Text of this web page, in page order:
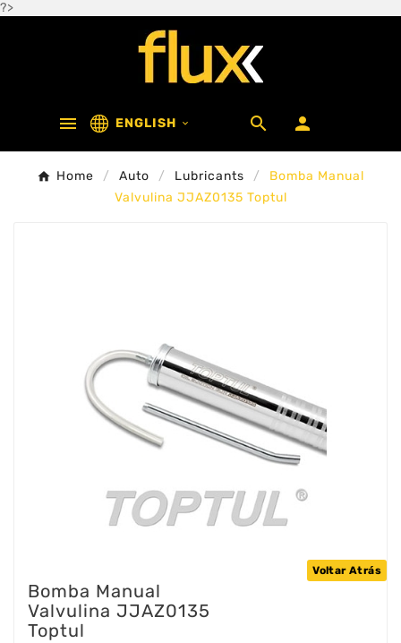
?>
 ENGLISH   
Home Auto Lubricants
Bomba Manual
Valvulina JJAZ0135 Toptul
Voltar Atrás
Bomba Manual
Valvulina JJAZ0135
Toptul